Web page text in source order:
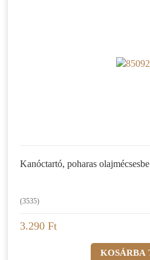
Kanóctartó, poharas olajmécsesbe
(3535)
3.290 Ft